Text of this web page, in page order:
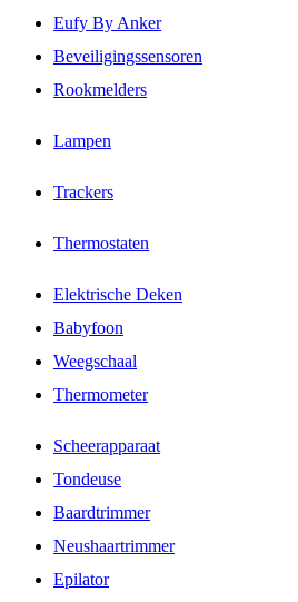
Eufy By Anker
Beveiligingssensoren
Rookmelders
Lampen
Trackers
Thermostaten
Elektrische Deken
Babyfoon
Weegschaal
Thermometer
Scheerapparaat
Tondeuse
Baardtrimmer
Neushaartrimmer
Epilator